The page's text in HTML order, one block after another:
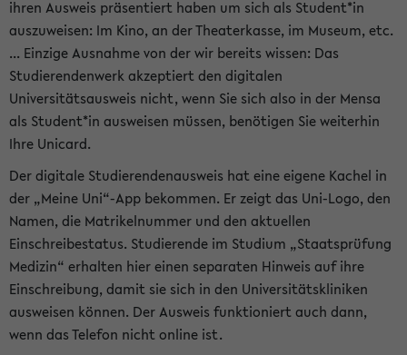
ihren Ausweis präsentiert haben um sich als Student*in
auszuweisen: Im Kino, an der Theaterkasse, im Museum, etc.
... Einzige Ausnahme von der wir bereits wissen: Das
Studierendenwerk akzeptiert den digitalen
Universitätsausweis nicht, wenn Sie sich also in der Mensa
als Student*in ausweisen müssen, benötigen Sie weiterhin
Ihre Unicard.
Der digitale Studierendenausweis hat eine eigene Kachel in
der „Meine Uni“-App bekommen. Er zeigt das Uni-Logo, den
Namen, die Matrikelnummer und den aktuellen
Einschreibestatus. Studierende im Studium „Staatsprüfung
Medizin“ erhalten hier einen separaten Hinweis auf ihre
Einschreibung, damit sie sich in den Universitätskliniken
ausweisen können. Der Ausweis funktioniert auch dann,
wenn das Telefon nicht online ist.